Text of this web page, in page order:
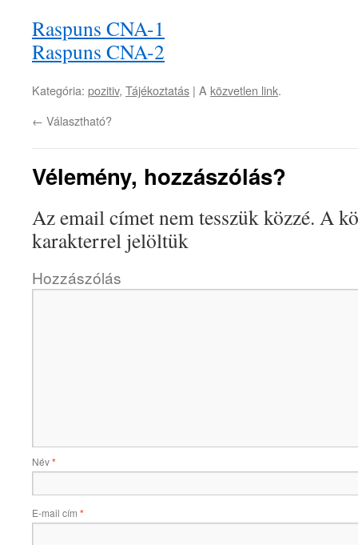
Raspuns CNA-1
Raspuns CNA-2
Kategória: pozitiv, Tájékoztatás | A közvetlen link.
← Választható?
Vélemény, hozzászólás?
Az email címet nem tesszük közzé. A
karakterrel jelöltük
Hozzászólás
Név*
E-mail cím *